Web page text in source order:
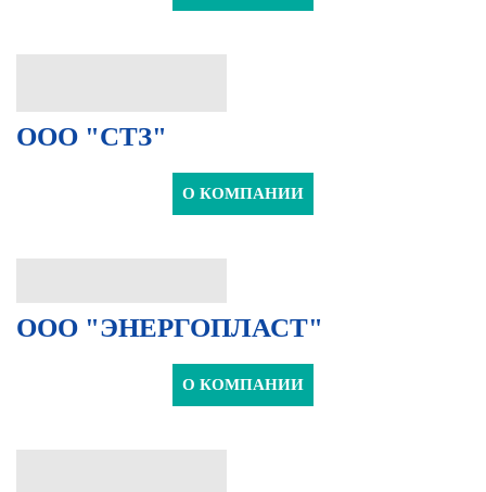
ООО "СТЗ"
О КОМПАНИИ
ООО "ЭНЕРГОПЛАСТ"
О КОМПАНИИ